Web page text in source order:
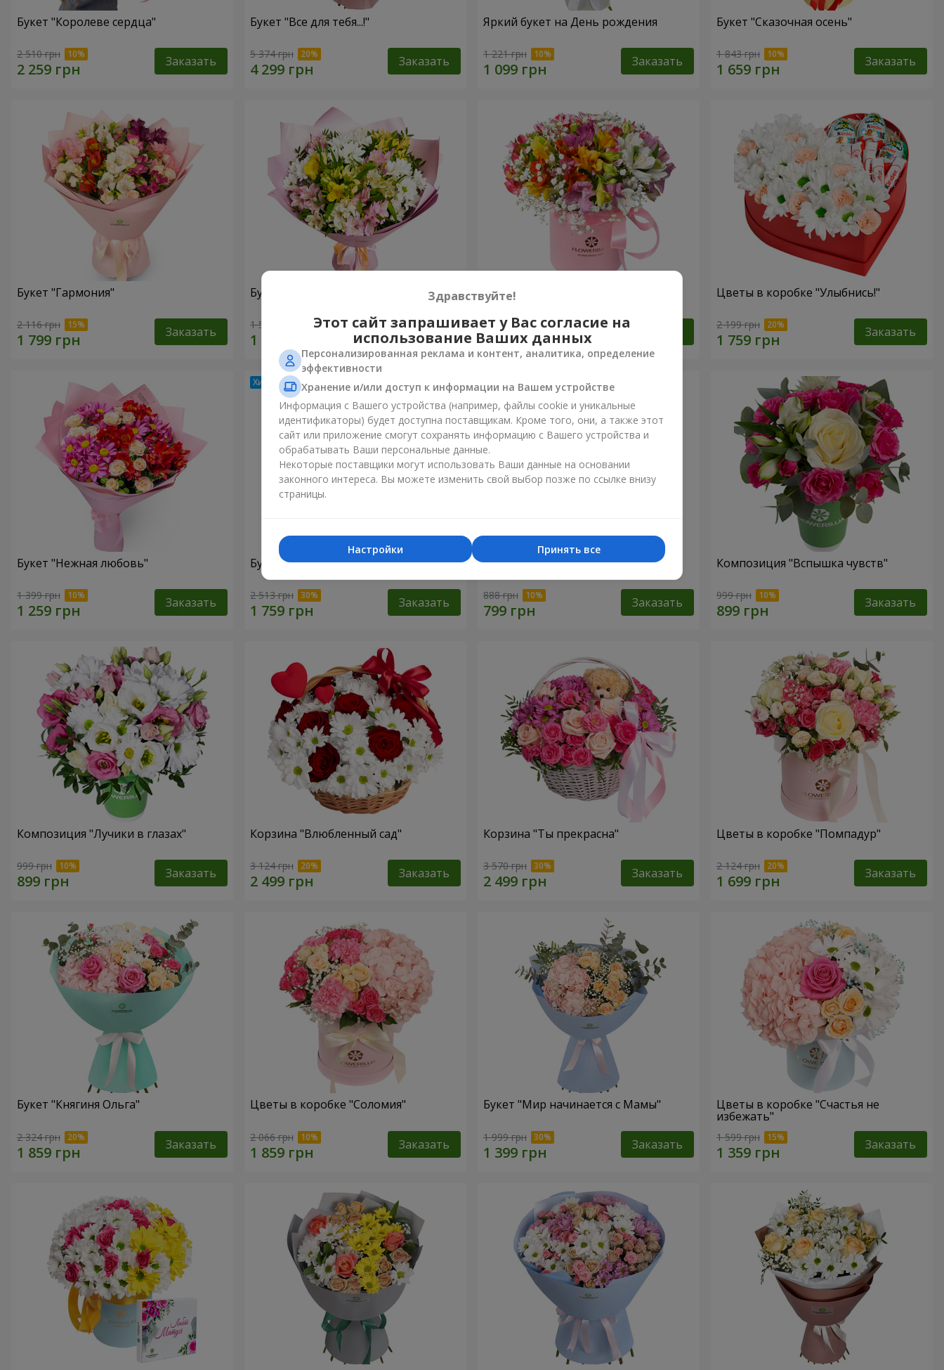
Букет "Королеве сердца"
2 510 грн Заказать
Букет "Все для тебя...!"
5 374 грн Заказать
Яркий букет на День рождения
1 221 грн Заказать
Букет "Сказочная осень"
1 843 грн Заказать
Букет "Гармония"
2 116 грн Заказать
Букет цветов "Чудесное настроение"
1 554 грн Заказать
Цветы в коробке "Яркая фантазия"
1 999 грн
Цветы в коробке "Улыбнись!"
2 199 грн Заказать
Букет "Нежная любовь"
1 399 грн Заказать
Букет "Цветочный бал"
2 513 грн Заказать
Композиция "Нежный поцелуй"
888 грн Заказать
Композиция "Вспышка чувств"
999 грн Заказать
Композиция "Лучики в глазах"
999 грн Заказать
Корзина "Влюбленный сад"
3 124 грн Заказать
Корзина "Ты прекрасна"
3 570 грн Заказать
Цветы в коробке "Помпадур"
2 124 грн Заказать
Букет "Княгиня Ольга"
2 324 грн Заказать
Цветы в коробке "Соломия"
2 066 грн Заказать
Букет "Мир начинается с Мамы"
1 999 грн Заказать
Цветы в коробке "Счастья не
избежать"
1 599 грн Заказать
Здравствуйте!
Этот сайт запрашивает у Вас согласие на
использование Ваших данных
Персонализированная реклама и контент, аналитика, определение
эффективности
Хранение и/или доступ к информации на Вашем устройстве
Информация с Вашего устройства (например, файлы cookie и уникальные
идентификаторы) будет доступна поставщикам. Кроме того, они, а также этот
сайт или приложение смогут сохранять информацию с Вашего устройства и
обрабатывать Ваши персональные данные.
Некоторые поставщики могут использовать Ваши данные на основании
законного интереса. Вы можете изменить свой выбор позже по ссылке внизу
страницы.
Принять все
Настройки